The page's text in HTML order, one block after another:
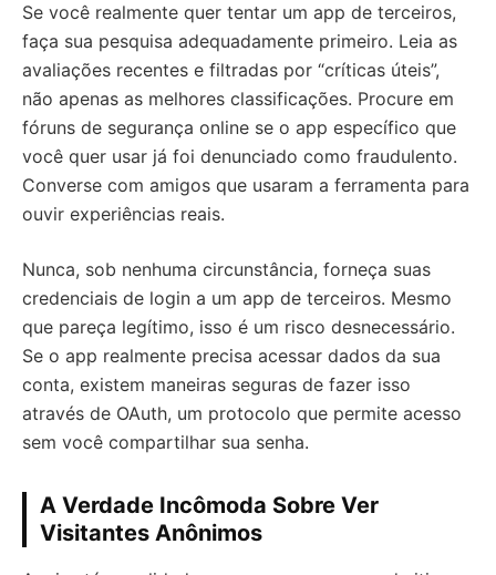
Se você realmente quer tentar um app de terceiros,
faça sua pesquisa adequadamente primeiro. Leia as
avaliações recentes e filtradas por “críticas úteis”,
não apenas as melhores classificações. Procure em
fóruns de segurança online se o app específico que
você quer usar já foi denunciado como fraudulento.
Converse com amigos que usaram a ferramenta para
ouvir experiências reais.
Nunca, sob nenhuma circunstância, forneça suas
credenciais de login a um app de terceiros. Mesmo
que pareça legítimo, isso é um risco desnecessário.
Se o app realmente precisa acessar dados da sua
conta, existem maneiras seguras de fazer isso
através de OAuth, um protocolo que permite acesso
sem você compartilhar sua senha.
A Verdade Incômoda Sobre Ver
Visitantes Anônimos